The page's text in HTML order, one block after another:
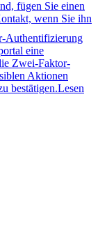
fügen Sie einen
wenn Sie ihn
Authentifizierung
eine
Zwei-Faktor-
Aktionen
bestätigen.Lesen